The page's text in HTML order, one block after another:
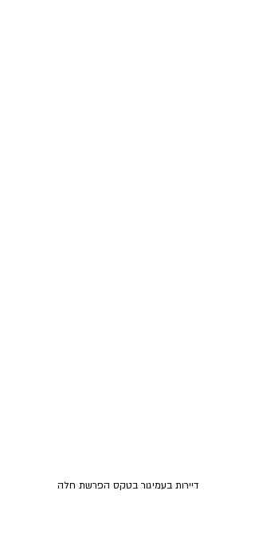
דיירות בעמיגור בטקס הפרשת חלה